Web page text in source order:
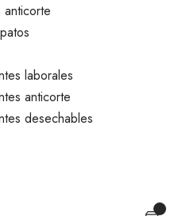
anticorte
laborales
anticorte
desechables